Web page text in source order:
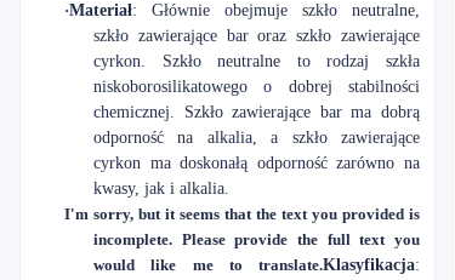
·Materiał: Głównie obejmuje szkło neutralne,
szkło zawierające bar oraz szkło zawierające
cyrkon. Szkło neutralne to rodzaj szkła
niskoborosilikatowego o dobrej stabilności
chemicznej. Szkło zawierające bar ma dobrą
odporność na alkalia, a szkło zawierające
cyrkon ma doskonałą odporność zarówno na
kwasy, jak i alkalia.
I'm sorry, but it seems that the text you provided is
incomplete. Please provide the full text you
would like me to translate.Klasyfikacja: